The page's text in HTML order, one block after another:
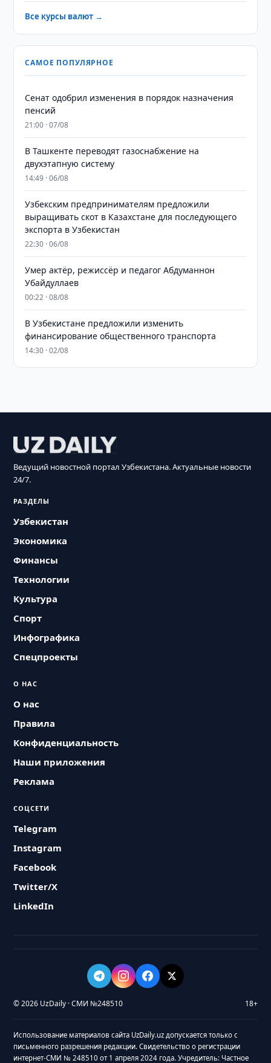
Все курсы валют →
САМОЕ ПОПУЛЯРНОЕ
Сенат одобрил изменения в порядок назначения
пенсий
21:00 · 07/08
В Ташкенте переводят газоснабжение на
двухэтапную систему
14:49 · 06/08
Узбекским предпринимателям предложили
выращивать скот в Казахстане для последующего
экспорта в Узбекистан
22:30 · 06/08
Умер актёр, режиссёр и педагог Абдуманнон
Убайдуллаев
00:22 · 08/08
В Узбекистане предложили изменить
финансирование общественного транспорта
14:30 · 02/08
Ведущий новостной портал Узбекистана. Актуальные новости
24/7.
РАЗДЕЛЫ
Узбекистан
Экономика
Финансы
Технологии
Культура
Спорт
Инфографика
Спецпроекты
О НАС
О нас
Правила
Конфиденциальность
Наши приложения
Реклама
СОЦСЕТИ
Telegram
Instagram
Facebook
Twitter/X
LinkedIn
© 2026 UzDaily · СМИ №248510 18+
Использование материалов сайта UzDaily.uz допускается только с
письменного разрешения редакции. Свидетельство о регистрации
интернет-СМИ № 248510 от 1 апреля 2024 года. Учредитель: Частное